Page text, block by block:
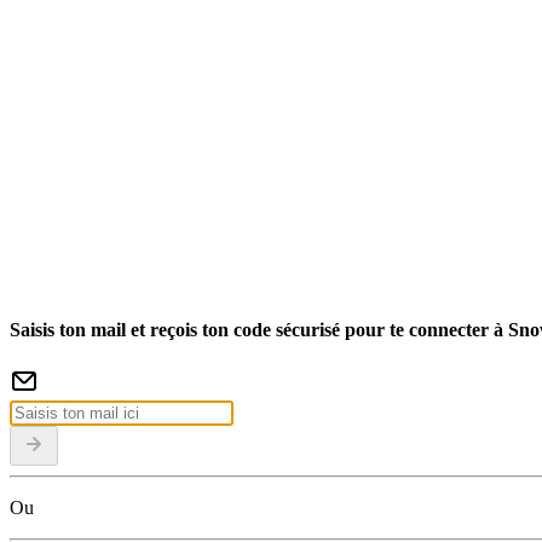
Saisis ton mail et reçois ton code sécurisé pour te connecter à
Ou